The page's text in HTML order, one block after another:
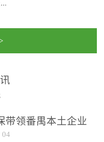
国600家网点分支机构。
通过设在对外开放口
各出入境边防检查
带领番禺本​土企业
“新”
04